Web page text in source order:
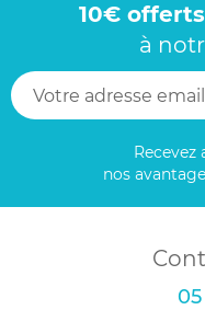
10€ offerts
à
nos
05